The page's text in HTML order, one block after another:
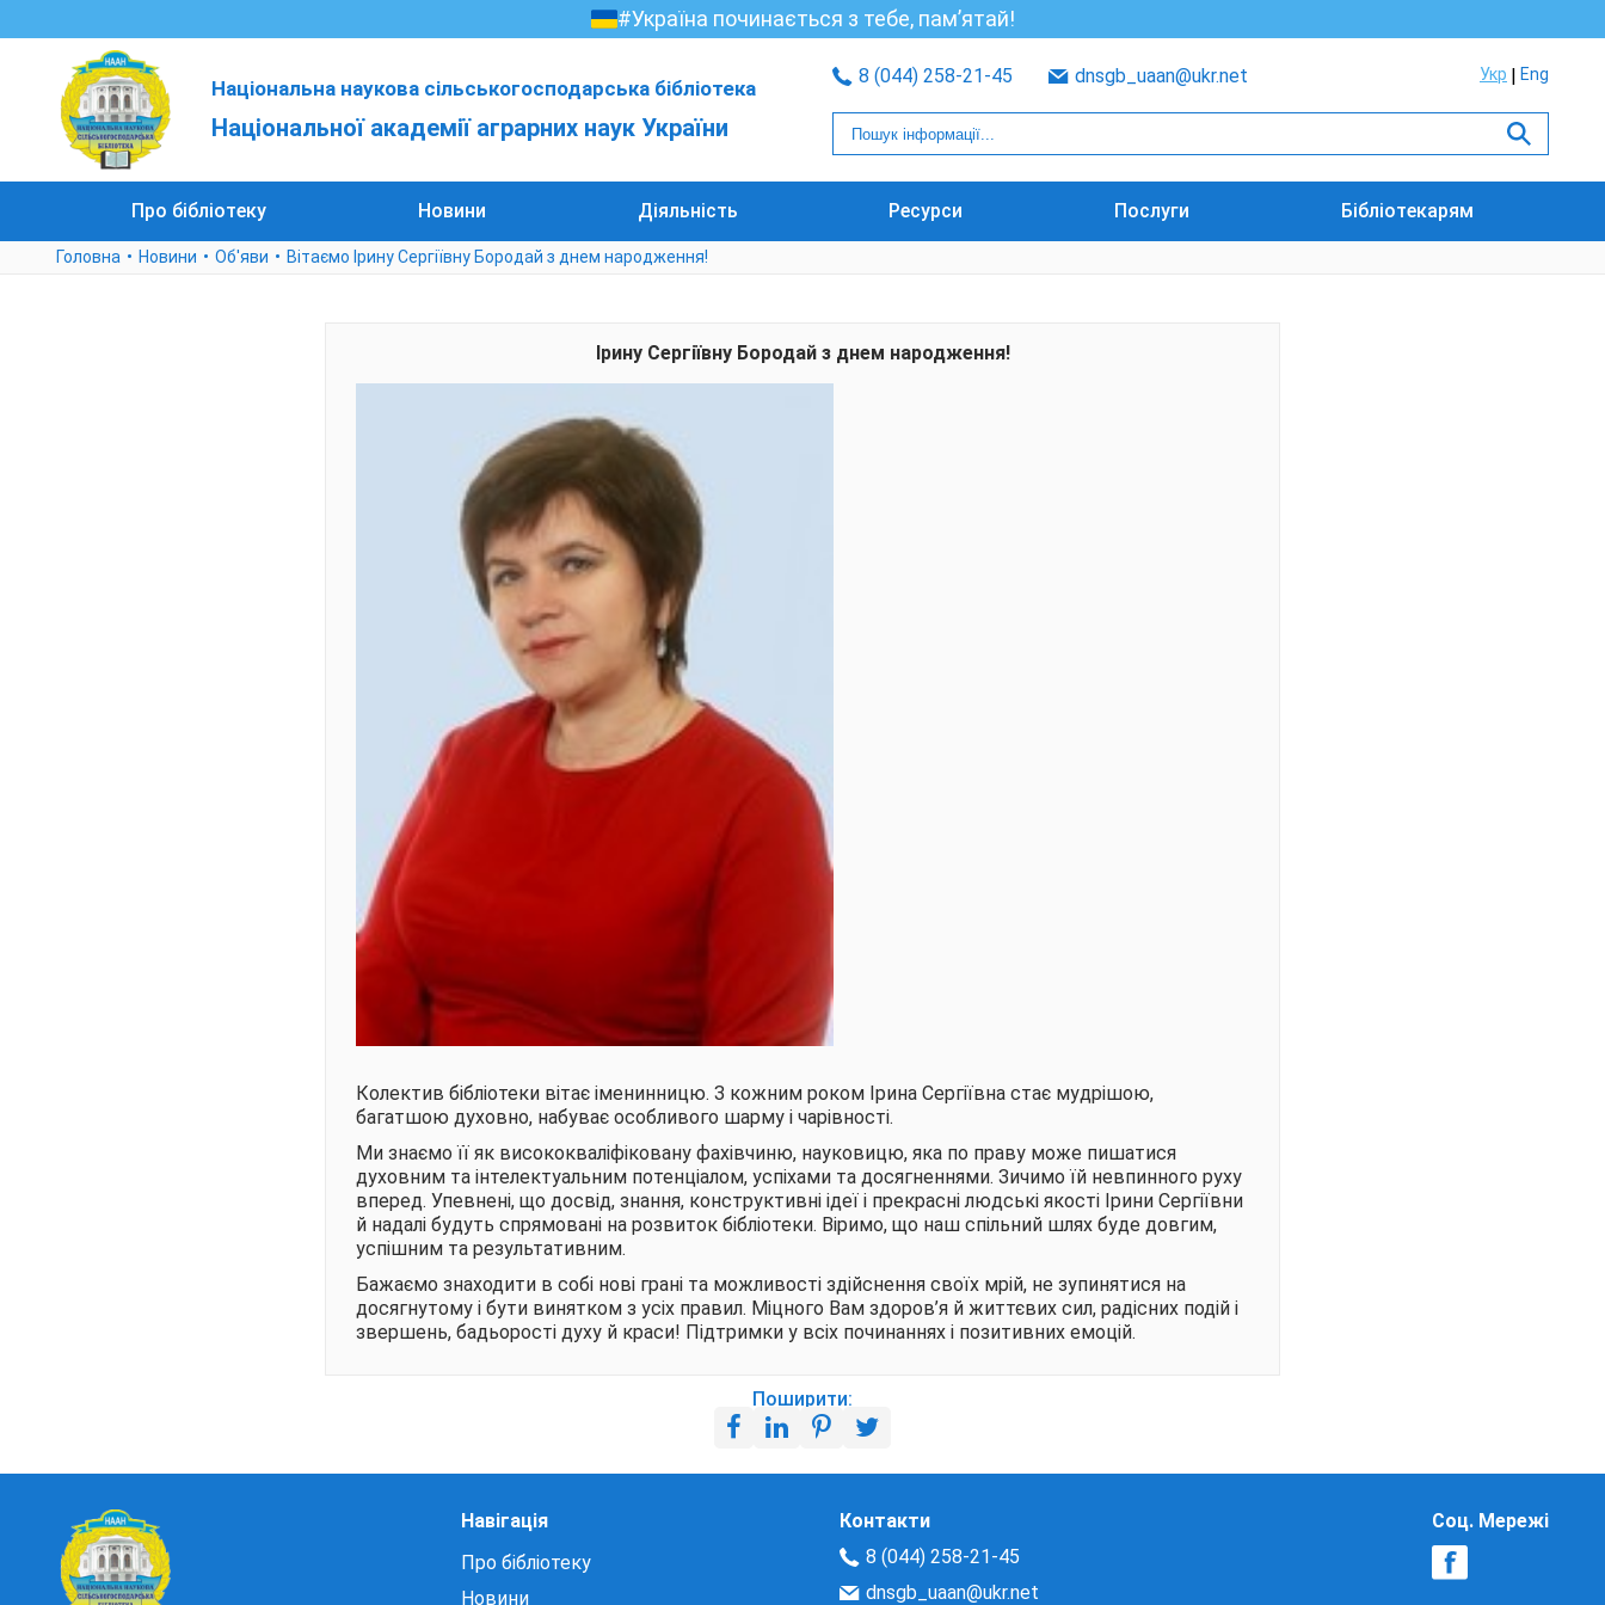
#Україна починається з тебе, пам’ятай!
Національна наукова сільськогосподарська бібліотека
Національної академії аграрних наук України
8 (044) 258-21-45 dnsgb_uaan@ukr.net Укр Eng
Про бібліотеку Новини Діяльність Ресурси Послуги Бібліотекарям
Головна Новини Об'яви Вітаємо Ірину Сергіївну Бородай з днем народження!
Ірину Сергіївну Бородай з днем народження!
Колектив бібліотеки вітає іменинницю. З кожним роком Ірина Сергіївна стає мудрішою,
багатшою духовно, набуває особливого шарму і чарівності.
Ми знаємо її як висококваліфіковану фахівчиню, науковицю, яка по праву може пишатися
духовним та інтелектуальним потенціалом, успіхами та досягненнями. Зичимо їй невпинного руху
вперед. Упевнені, що досвід, знання, конструктивні ідеї і прекрасні людські якості Ірини Сергіївни
й надалі будуть спрямовані на розвиток бібліотеки. Віримо, що наш спільний шлях буде довгим,
успішним та результативним.
Бажаємо знаходити в собі нові грані та можливості здійснення своїх мрій, не зупинятися на
досягнутому і бути винятком з усіх правил. Міцного Вам здоров’я й життєвих сил, радісних подій і
звершень, бадьорості духу й краси! Підтримки у всіх починаннях і позитивних емоцій.
Поширити:
Навігація
Про бібліотеку
Новини
Контакти
8 (044) 258-21-45
dnsgb_uaan@ukr.net
Соц. Мережі